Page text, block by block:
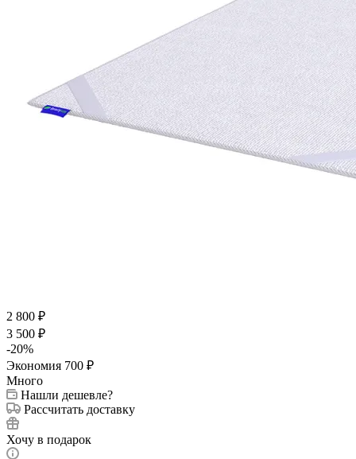
2 800 ₽
3 500 ₽
-20%
Экономия 700 ₽
Много
Нашли дешевле?
Рассчитать доставку
Хочу в подарок